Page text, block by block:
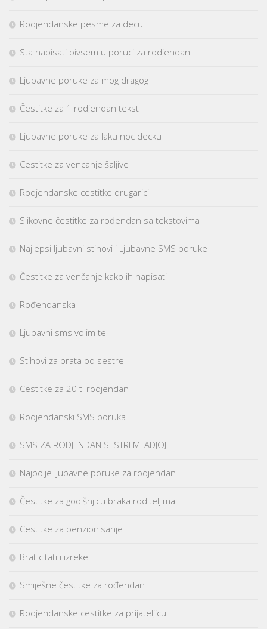
Rodjendanske pesme za decu
Sta napisati bivsem u poruci za rodjendan
Ljubavne poruke za mog dragog
Čestitke za 1 rodjendan tekst
Ljubavne poruke za laku noc decku
Cestitke za vencanje šaljive
Rodjendanske cestitke drugarici
Slikovne čestitke za rođendan sa tekstovima
Najlepsi ljubavni stihovi i Ljubavne SMS poruke
Čestitke za venčanje kako ih napisati
Rođendanska
Ljubavni sms volim te
Stihovi za brata od sestre
Cestitke za 20 ti rodjendan
Rodjendanski SMS poruka
SMS ZA RODJENDAN SESTRI MLADJOJ
Najbolje ljubavne poruke za rodjendan
Čestitke za godišnjicu braka roditeljima
Cestitke za penzionisanje
Brat citati i izreke
Smiješne čestitke za rođendan
Rodjendanske cestitke za prijateljicu